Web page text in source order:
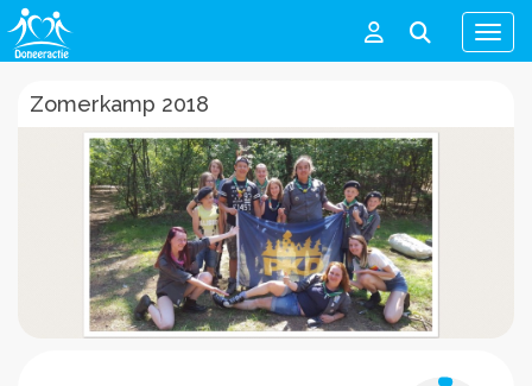
Menu
Zomerkamp 2018